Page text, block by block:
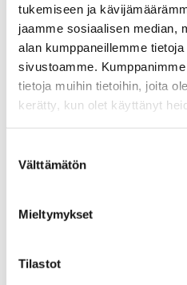
tukemiseen ja
jaamme sosiaalisen median,
alan kumppaneillemme
sivustoamme.
tietoja muihin tietoihin, joita
kerätty, kun olet käyttänyt
valinta
Välttämätön
Mieltymykset
Tilastot
Tämäkin